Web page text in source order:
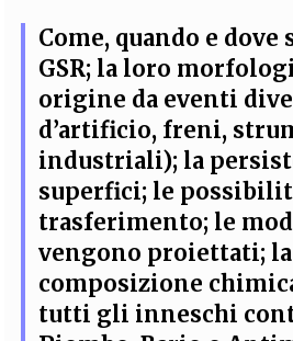
Come, quando e
GSR; la loro
origine da eventi
d’artificio, freni,
industriali); la
superfici; le
trasferimento; le
vengono proiettati;
composizione
tutti gli inneschi